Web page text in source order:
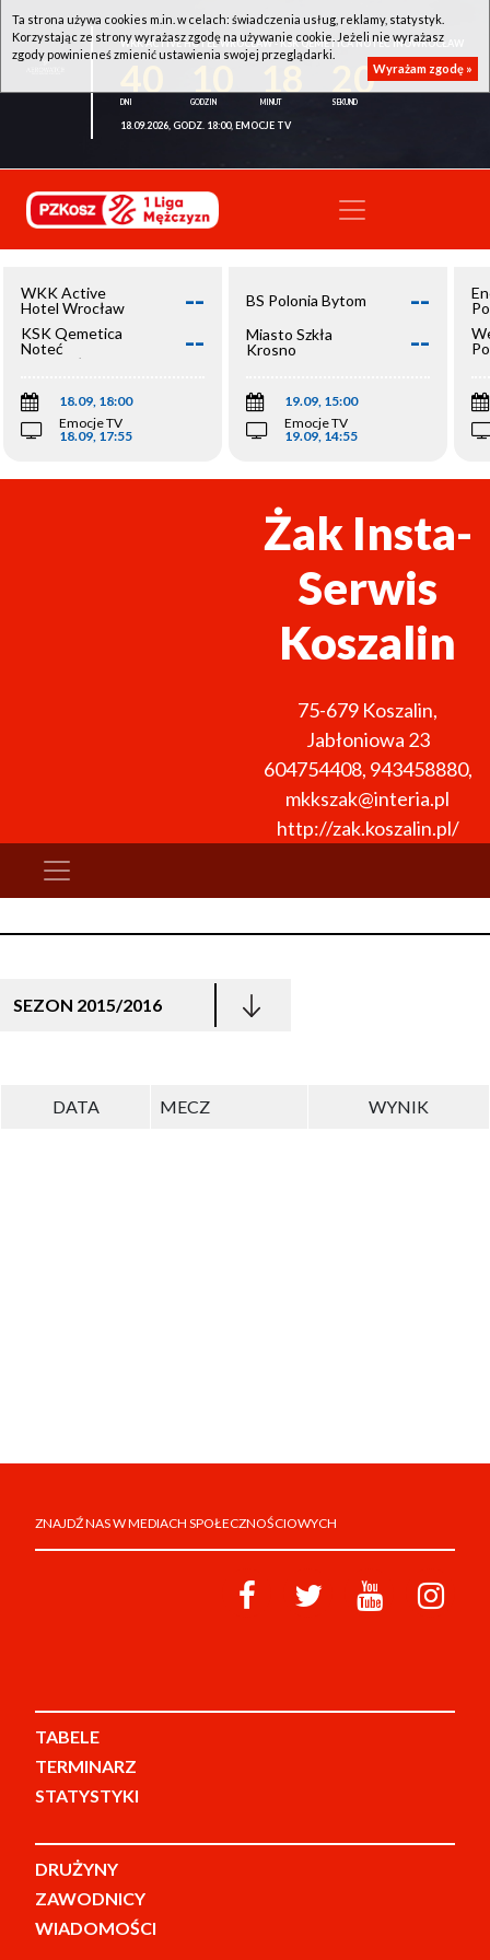
WKK ACTIVE HOTEL WROCŁAW - KSK QEMETICA NOTEĆ INOWROCŁAW
20
18.09.2026, GODZ. 18:00, EMOCJE TV
WKK Active
Hotel Wrocław
--
KSK Qemetica
Noteć
Inowrocław
--
18.09, 18:00
Emocje TV
18.09, 17:55
BS Polonia Bytom --
Miasto Szkła
Krosno
--
19.09, 15:00
Emocje TV
19.09, 14:55
Żak Insta-
Serwis
Koszalin
75-679 Koszalin,
Jabłoniowa 23
604754408, 943458880,
mkkszak@interia.pl
http://zak.koszalin.pl/
SEZON 2015/2016
DATA MECZ WYNIK
ZNAJDŹ NAS W MEDIACH SPOŁECZNOŚCIOWYCH
TABELE
TERMINARZ
STATYSTYKI
DRUŻYNY
ZAWODNICY
WIADOMOŚCI
Ta strona używa cookies m.in. w celach: świadczenia usług, reklamy, statystyk.
Korzystając ze strony wyrażasz zgodę na używanie cookie. Jeżeli nie wyrażasz
zgody powinieneś zmienić ustawienia swojej przeglądarki.
Wyrażam zgodę »